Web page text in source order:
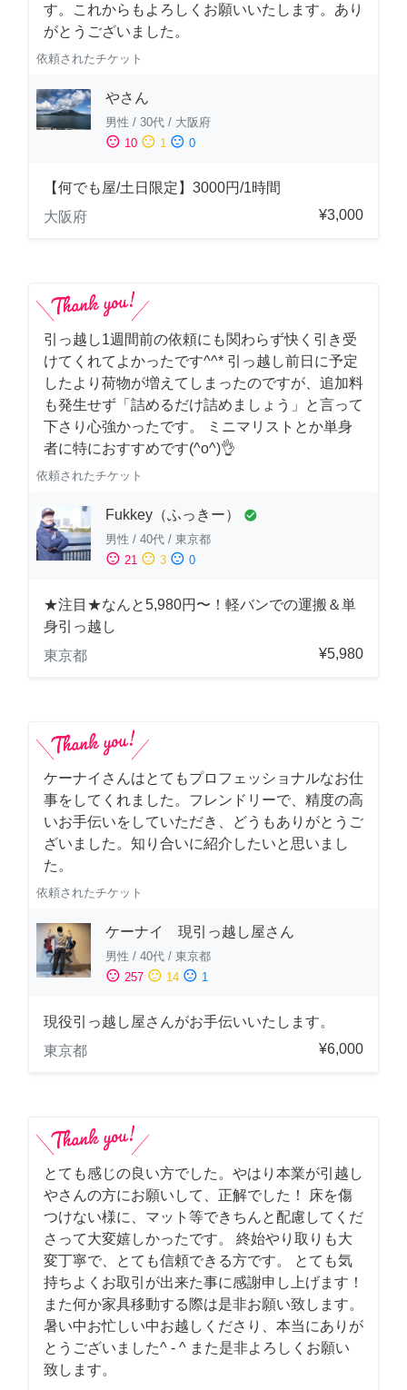
す。これからもよろしくお願いいたします。あり
がとうございました。
依頼されたチケット
やさん
男性 / 30代 / 大阪府
sentiment_satisfied 10 sentiment_neutral 1 sentiment_dissatisfied 0
【何でも屋/土日限定】3000円/1時間
大阪府
¥3,000
引っ越し1週間前の依頼にも関わらず快く引き受
けてくれてよかったです^^* 引っ越し前日に予定
したより荷物が増えてしまったのですが、追加料
も発生せず「詰めるだけ詰めましょう」と言って
下さり心強かったです。 ミニマリストとか単身
者に特におすすめです(^o^)👌
依頼されたチケット
Fukkey（ふっきー） check_circle
男性 / 40代 / 東京都
sentiment_satisfied 21 sentiment_neutral 3 sentiment_dissatisfied 0
★注目★なんと5,980円〜！軽バンでの運搬＆単
身引っ越し
東京都
¥5,980
ケーナイさんはとてもプロフェッショナルなお仕
事をしてくれました。フレンドリーで、精度の高
いお手伝いをしていただき、どうもありがとうご
ざいました。知り合いに紹介したいと思いまし
た。
依頼されたチケット
ケーナイ 現引っ越し屋さん
男性 / 40代 / 東京都
sentiment_satisfied 257 sentiment_neutral 14 sentiment_dissatisfied 1
現役引っ越し屋さんがお手伝いいたします。
東京都
¥6,000
とても感じの良い方でした。やはり本業が引越し
やさんの方にお願いして、正解でした！ 床を傷
つけない様に、マット等できちんと配慮してくだ
さって大変嬉しかったです。 終始やり取りも大
変丁寧で、とても信頼できる方です。 とても気
持ちよくお取引が出来た事に感謝申し上げます！
また何か家具移動する際は是非お願い致します。
暑い中お忙しい中お越しくださり、本当にありが
とうございました^ - ^ また是非よろしくお願い
致します。